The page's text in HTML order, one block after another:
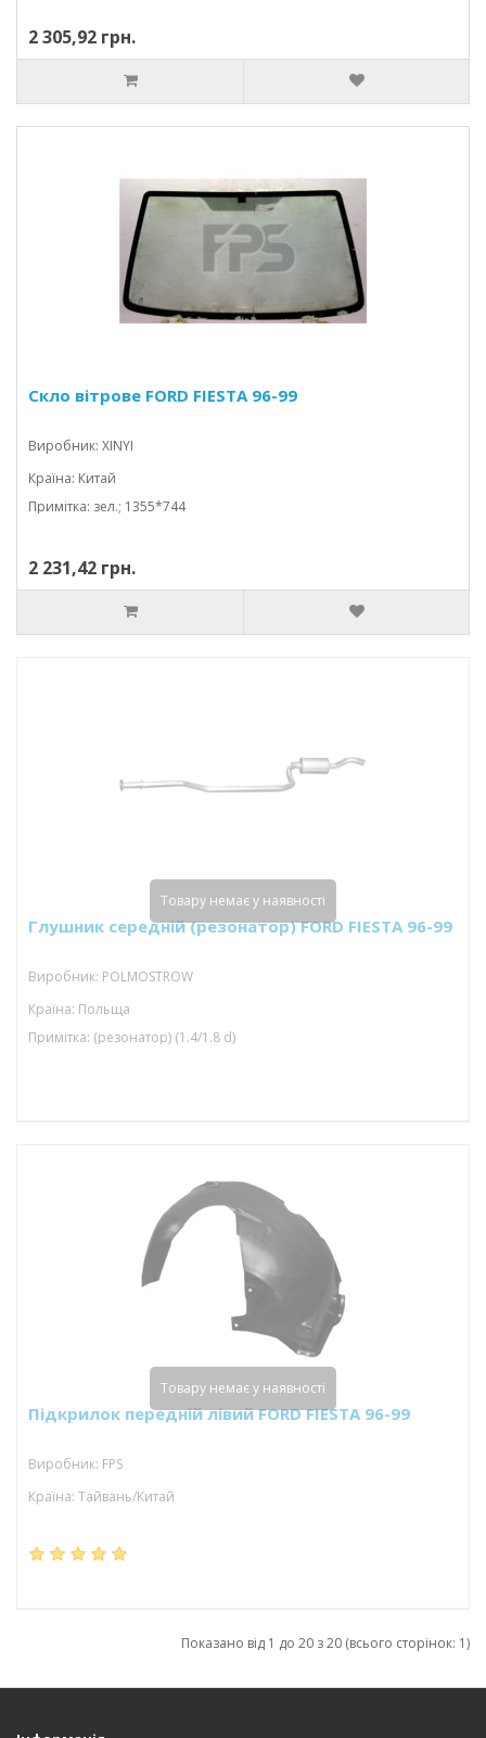
2 305,92 грн.
Скло вітрове FORD FIESTA 96-99
Виробник: XINYI
Країна: Китай
Примітка: зел.; 1355*744
2 231,42 грн.
Глушник середній (резонатор) FORD FIESTA 96-99
Виробник: POLMOSTROW
Країна: Польща
Примітка: (резонатор) (1.4/1.8 d)
Товару немає у наявності
Підкрилок передній лівий FORD FIESTA 96-99
Виробник: FPS
Країна: Тайвань/Китай
Товару немає у наявності
Показано від 1 до 20 з 20 (всього сторінок: 1)